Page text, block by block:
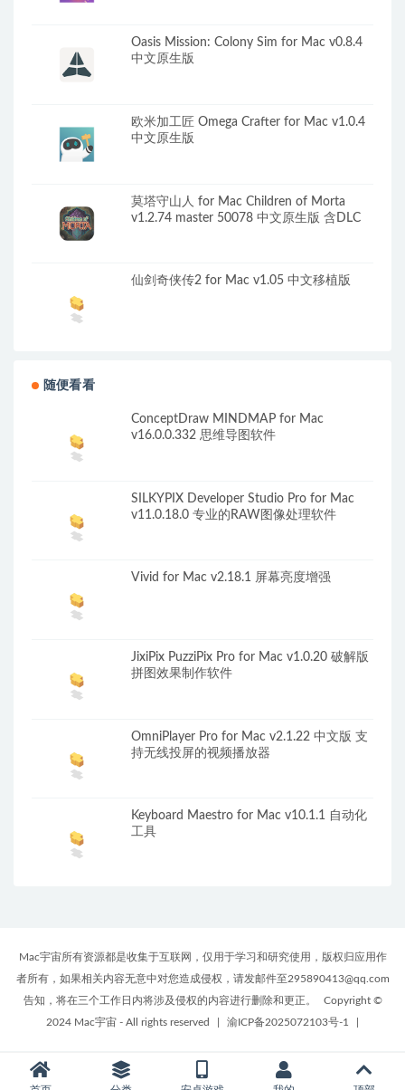
Oasis Mission: Colony Sim for Mac v0.8.4
中文原生版
欧米加工匠 Omega Crafter for Mac v1.0.4
中文原生版
莫塔守山人 for Mac Children of Morta
v1.2.74 master 50078 中文原生版 含DLC
仙剑奇侠传2 for Mac v1.05 中文移植版
随便看看
ConceptDraw MINDMAP for Mac
v16.0.0.332 思维导图软件
SILKYPIX Developer Studio Pro for Mac
v11.0.18.0 专业的RAW图像处理软件
Vivid for Mac v2.18.1 屏幕亮度增强
JixiPix PuzziPix Pro for Mac v1.0.20 破解版
拼图效果制作软件
OmniPlayer Pro for Mac v2.1.22 中文版 支
持无线投屏的视频播放器
Keyboard Maestro for Mac v10.1.1 自动化
工具
Mac宇宙所有资源都是收集于互联网，仅用于学习和研究使用，版权归应用作
者所有，如果相关内容无意中对您造成侵权，请发邮件至295890413@qq.com
告知，将在三个工作日内将涉及侵权的内容进行删除和更正。
Copyright ©
2024 Mac宇宙 - All rights reserved
渝ICP备2025072103号-1